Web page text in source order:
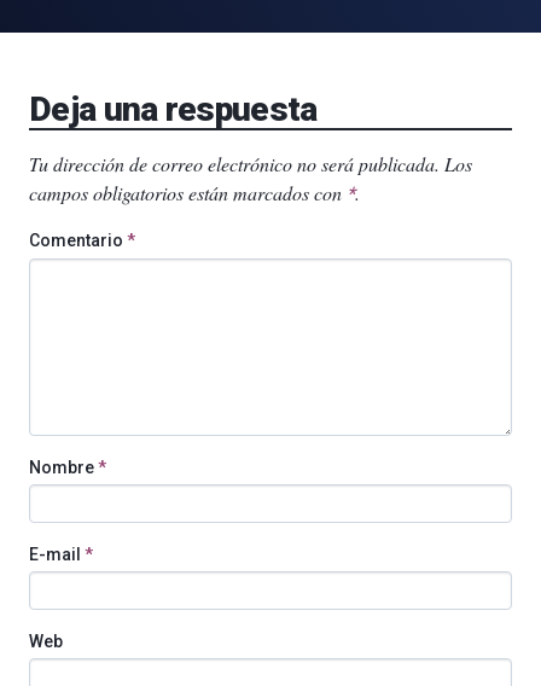
Deja una respuesta
Tu dirección de correo electrónico no será publicada. Los
campos obligatorios están marcados con *.
Comentario *
Nombre*
E-mail *
Web